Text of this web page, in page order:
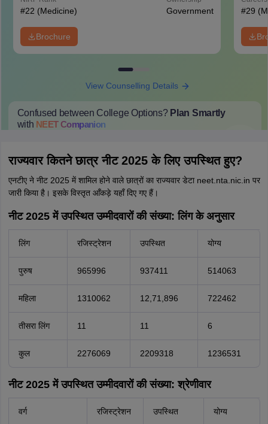
#22 (Medicine) Government
Brochure
#29
View Counselling Details
Confused between College Options? Plan Smartly
with NEETCompanion
राज्यवार कितने छात्र नीट 2025 के लिए उपस्थित हुए?
एनटीए ने नीट 2025 में शामिल होने वाले छात्रों का राज्यवार डेटा neet.nta.nic.in पर
जारी किया है। इसके विस्तृत आँकड़े यहाँ दिए गए हैं।
नीट 2025 में उपस्थित उम्मीदवारों की संख्या: लिंग के अनुसार
लिंग रजिस्ट्रेशन उपस्थित योग्य
पुरुष 965996 937411 514063
महिला 1310062 12,71,896 722462
तीसरा लिंग 11 11 6
कुल 2276069 2209318 1236531
नीट 2025 में उपस्थित उम्मीदवारों की संख्या: श्रेणीवार
वर्ग रजिस्ट्रेशन उपस्थित योग्य